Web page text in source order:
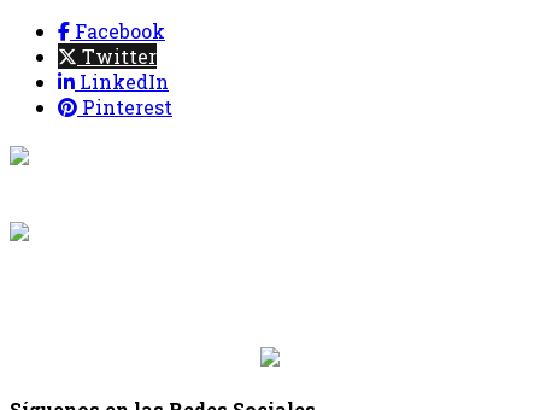
Facebook
Twitter
LinkedIn
Pinterest